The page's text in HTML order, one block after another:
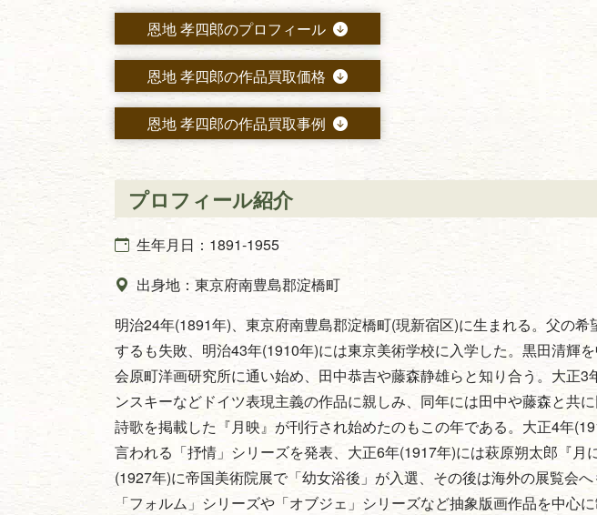
恩地 孝四郎のプロフィール
恩地 孝四郎の作品買取価格
恩地 孝四郎の作品買取事例
プロフィール紹介
生年月日：1891-1955
出身地：東京府南豊島郡淀橋町
明治24年(1891年)、東京府南豊島郡淀橋町(現新宿区)に生まれる。父の
するも失敗、明治43年(1910年)には東京美術学校に入学した。黒田清輝
会原町洋画研究所に通い始め、田中恭吉や藤森静雄らと知り合う。大正
ンスキーなどドイツ表現主義の作品に親しみ、同年には田中や藤森と共
詩歌を掲載した『月映』が刊行され始めたのもこの年である。大正4年
言われる「抒情」シリーズを発表、大正6年(1917年)には萩原朔太郎『月
(1927年)に帝国美術院展で「幼女浴後」が入選、その後は海外の展覧会
「フォルム」シリーズや「オブジェ」シリーズなど抽象版画作品を中心